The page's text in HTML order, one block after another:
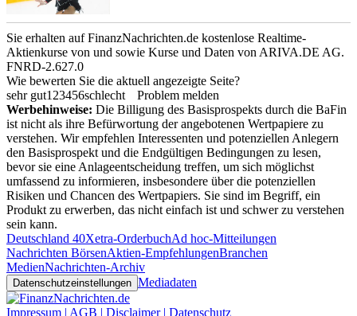
Sie erhalten auf FinanzNachrichten.de kostenlose Realtime-
Aktienkurse von und sowie Kurse und Daten von ARIVA.DE AG.
FNRD-2.627.0
Wie bewerten Sie die aktuell angezeigte Seite?
sehr gut1 23456schlecht
Problem melden
Werbehinweise: Die Billigung des Basisprospekts durch die BaFin
ist nicht als ihre Befürwortung der angebotenen Wertpapiere zu
verstehen. Wir empfehlen Interessenten und potenziellen Anlegern
den Basisprospekt und die Endgültigen Bedingungen zu lesen,
bevor sie eine Anlageentscheidung treffen, um sich möglichst
umfassend zu informieren, insbesondere über die potenziellen
Risiken und Chancen des Wertpapiers. Sie sind im Begriff, ein
Produkt zu erwerben, das nicht einfach ist und schwer zu verstehen
sein kann.
Deutschland 40Xetra-OrderbuchAd hoc-Mitteilungen
Nachrichten BörsenAktien-EmpfehlungenBranchen
MedienNachrichten-Archiv
Datenschutzeinstellungen Mediadaten
Impressum | AGB | Disclaimer | Datenschutz